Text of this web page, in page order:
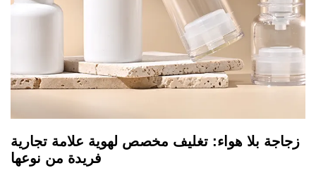
زجاجة بلا هواء: تغليف مخصص لهوية علامة تجارية
فريدة من نوعها